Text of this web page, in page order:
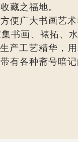
藏之福地。
便广大书画艺
书画、裱拓、
产工艺精华，
有各种斋号暗记